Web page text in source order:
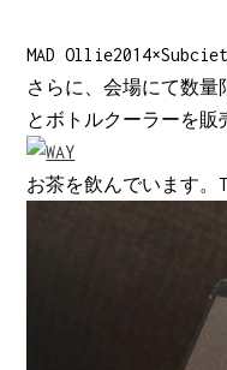
MAD
さらに、会場にて数量
とボトルクーラーを販
お茶を飲んでいます。